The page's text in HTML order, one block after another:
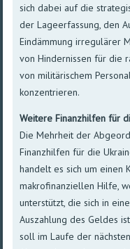
sich dabei auf die
der Lageerfassung, den
Eindämmung irregulärer
von Hindernissen für die
von militärischem
konzentrieren.
Weitere Finanzhilfen für
Die Mehrheit der
Finanzhilfen für die
handelt es sich um einen
makrofinanziellen Hilfe,
unterstützt, die sich in
Auszahlung des Geldes
soll im Laufe der